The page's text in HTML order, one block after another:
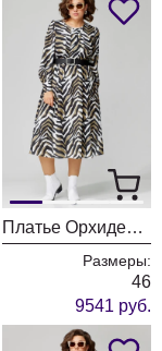
Платье ОрхидеяЛюкс 1311
Размеры:
46
9541 руб.